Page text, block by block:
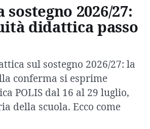
2026/27:
didattica passo
sul sostegno 2026/27: la
conferma si esprime
POLIS dal 16 al 29 luglio,
della scuola. Ecco come